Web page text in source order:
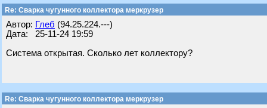
Re: Сварка чугунного коллектора меркрузер
Автор: Глеб (94.25.224.---)
Дата: 25-11-24 19:59
Система открытая. Сколько лет коллектору?
Re: Сварка чугунного коллектора меркрузер